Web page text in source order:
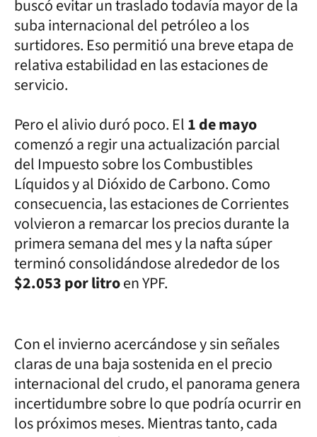
buscó evitar un traslado todavía mayor de la
suba internacional del petróleo a los
surtidores. Eso permitió una breve etapa de
relativa estabilidad en las estaciones de
servicio.
Pero el alivio duró poco. El1 de mayo
comenzó a regir una actualización parcial
del Impuesto sobre los Combustibles
Líquidos y al Dióxido de Carbono. Como
consecuencia, las estaciones de Corrientes
volvieron a remarcar los precios durante la
primera semana del mes y la nafta súper
terminó consolidándose alrededor de los
$2.053 por litroen YPF.
Con el invierno acercándose y sin señales
claras de una baja sostenida en el precio
internacional del crudo, el panorama genera
incertidumbre sobre lo que podría ocurrir en
los próximos meses. Mientras tanto, cada